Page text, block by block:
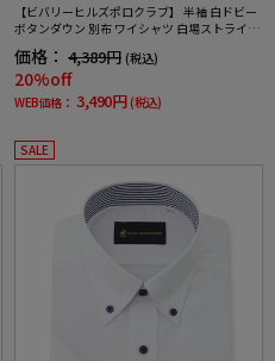
【ビバリーヒルズポロクラブ】 半袖 白ドビー
ボタンダウン 別布 ワイシャツ 白場ストライプ
価格： 4,389円 (税込)
20%off
WEB価格： 3,490円 (税込)
SALE